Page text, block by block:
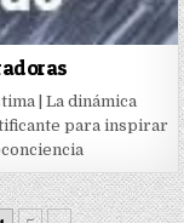
| La dinámica
para inspirar